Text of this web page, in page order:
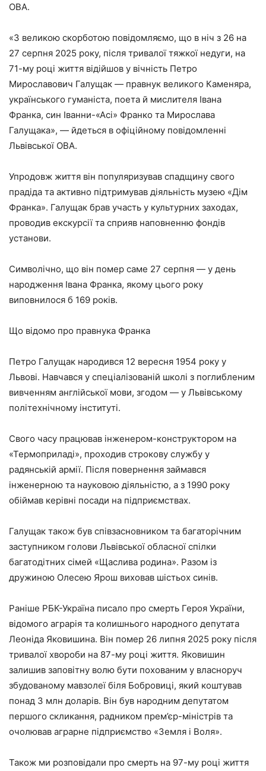
ОВА.
«З великою скорботою повідомляємо, що в ніч з 26 на
27 серпня 2025 року, після тривалої тяжкої недуги, на
71-му році життя відійшов у вічність Петро
Мирославович Галущак — правнук великого Каменяра,
українського гуманіста, поета й мислителя Івана
Франка, син Іванни-«Асі» Франко та Мирослава
Галущака», — йдеться в офіційному повідомленні
Львівської ОВА.
Упродовж життя він популяризував спадщину свого
прадіда та активно підтримував діяльність музею «Дім
Франка». Галущак брав участь у культурних заходах,
проводив екскурсії та сприяв наповненню фондів
установи.
Символічно, що він помер саме 27 серпня — у день
народження Івана Франка, якому цього року
виповнилося б 169 років.
Що відомо про правнука Франка
Петро Галущак народився 12 вересня 1954 року у
Львові. Навчався у спеціалізованій школі з поглибленим
вивченням англійської мови, згодом — у Львівському
політехнічному інституті.
Свого часу працював інженером-конструктором на
«Термоприладі», проходив строкову службу у
радянській армії. Після повернення займався
інженерною та науковою діяльністю, а з 1990 року
обіймав керівні посади на підприємствах.
Галущак також був співзасновником та багаторічним
заступником голови Львівської обласної спілки
багатодітних сімей «Щаслива родина». Разом із
дружиною Олесею Ярош виховав шістьох синів.
Раніше РБК-Україна писало про смерть Героя України,
відомого аграрія та колишнього народного депутата
Леоніда Яковишина. Він помер 26 липня 2025 року після
тривалої хвороби на 87-му році життя. Яковишин
залишив заповітну волю бути похованим у власноруч
збудованому мавзолеї біля Бобровиці, який коштував
понад 3 млн доларів. Він був народним депутатом
першого скликання, радником прем’єр-міністрів та
очолював аграрне підприємство «Земля і Воля».
Також ми розповідали про смерть на 97-му році життя